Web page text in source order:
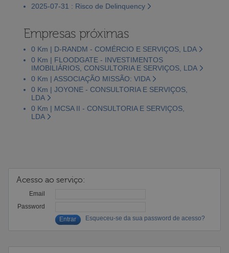
2025-07-31 : Risco de Delinquency
Empresas próximas
0 Km | D-RANDM - COMÉRCIO E SERVIÇOS, LDA
0 Km | FLOODGATE - INVESTIMENTOS
IMOBILIÁRIOS, CONSULTORIA E SERVIÇOS, LDA
0 Km | ASSOCIAÇÃO MISSÃO: VIDA
0 Km | JOYONE - CONSULTORIA E SERVIÇOS,
LDA
0 Km | MCSA II - CONSULTORIA E SERVIÇOS,
LDA
Acesso ao serviço:
Email
Password
Esqueceu-se da sua password de acesso?